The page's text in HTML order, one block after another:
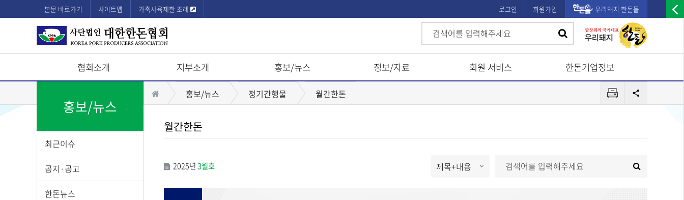
본문 바로가기 사이트맵 가축사육제한 조례 로그인 회원가입 우리돼지 한돈몰
우
광
배
너
색
협회소개 지부소개 홍보/뉴스 정보/자료 회원 서비스 한돈기업정보
단
바
일
메
뉴
홍보/뉴스 정기간행물 월간한돈
프
린
공
유
홍보/뉴스
최근이슈
공지·공고
한돈뉴스
월간한돈
2025년3월호
색